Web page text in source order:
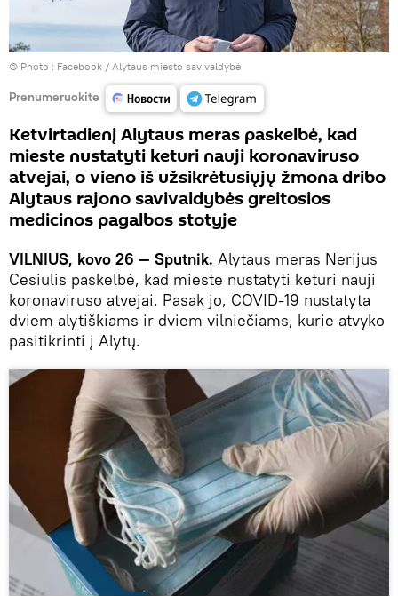
© Photo : Facebook / Alytaus miesto savivaldybė
Prenumeruokite
Ketvirtadienį Alytaus meras paskelbė, kad
mieste nustatyti keturi nauji koronaviruso
atvejai, o vieno iš užsikrėtusiųjų žmona dribo
Alytaus rajono savivaldybės greitosios
medicinos pagalbos stotyje
VILNIUS, kovo 26 — Sputnik. Alytaus meras Nerijus
Cesiulis paskelbė, kad mieste nustatyti keturi nauji
koronaviruso atvejai. Pasak jo, COVID-19 nustatyta
dviem alytiškiams ir dviem vilniečiams, kurie atvyko
pasitikrinti į Alytų.